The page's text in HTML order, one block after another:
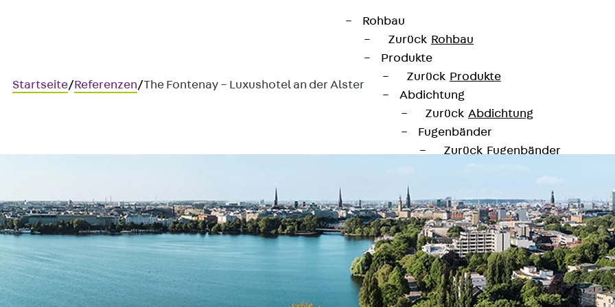
Rohbau
Zurück Rohbau
Produkte
Zurück Produkte
Abdichtung
Zurück Abdichtung
Fugenbänder
Zurück Fugenbänder
KUNEX® TPE-
KUNEX® Dehnfugenbänder
KUNEX® TPE-Dehnfugenbänder
KUNEX® Fugenabschlussbänder
KUNEX® Klemmfugenband
KUNEX® Schweißkonstruktionen
KUNEX® Sternrohr
Startseite/Referenzen/The Fontenay – Luxushotel an der Alster
The Fontenay – Luxushotel an der Alster